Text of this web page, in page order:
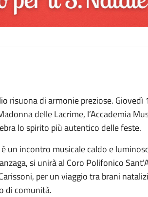
risuona di armonie preziose.
delle Lacrime, l’Accademia
lo spirito più autentico delle feste.
è un incontro musicale caldo e
si unirà al Coro Polifonico
per un viaggio tra brani
di comunità.